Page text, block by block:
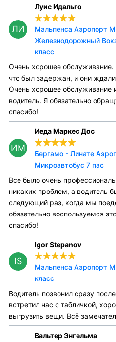
ЛИ
Луис Идальго
Мальпенса Аэропорт
Железнодорожный
класс
Очень хорошее
что был задержан, и они
Очень хорошее обслуживание
водитель. Я обязательно
спасибо!
ИМ
Иеда Маркес Дос
Бергамо - Линате
Микроавтобус 7 пас
Все было очень
никаких проблем, а водитель
следующий раз, когда мы
обязательно воспользуемся
спасибо!
IS
Igor Stepanov
Мальпенса Аэропорт
класс
Водитель позвонил сразу
встретил нас с табличкой,
выгрузить вещи. Всё
Вальтер Энгельма